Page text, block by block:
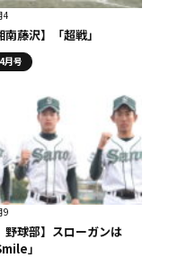
4
南藤沢】「超戦」
月号
9
野球部】スローガンは
」